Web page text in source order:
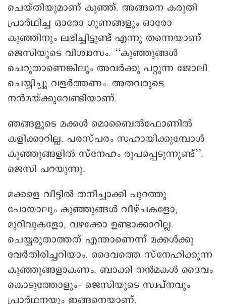
ചെയ്തിയുമാണ് കുഞ്ഞ്. അങ്ങനെ കരുതി
പ്രാർഥിച്ച ഒാരോ ഗുണങ്ങളും ഒാരോ
കുഞ്ഞിനും ലഭിച്ചിട്ടുണ്ട് എന്നു തന്നെയാണ്
ജെസിയുടെ വിശ്വാസം. ‘‘കുഞ്ഞുങ്ങൾ
ചെറുതാണെങ്കിലും അവർക്കു പറ്റുന്ന ജോലി
ചെയ്യിച്ചു വളർത്തണം. അതവരുടെ
നൻമയ്ക്കുവേണ്ടിയാണ്.
ഞങ്ങളുടെ മക്കൾ മൊബൈൽഫോണിൽ
കളിക്കാറില്ല. പരസ്പരം സഹായിക്കുമ്പോൾ
കുഞ്ഞുങ്ങളിൽ സ്നേഹം രൂപപ്പെടുന്നുണ്ട്’’.
ജെസി പറയുന്നു.
മക്കളെ വീട്ടിൽ തനിച്ചാക്കി പുറത്തു
പോയാലും കുഞ്ഞുങ്ങൾ വീഴ്ചകളോ,
മുറിവുകളോ, വഴക്കോ ഉണ്ടാക്കാറില്ല.
ചെയ്യരുതാത്തത് എന്താണെന്ന് മക്കൾക്കു
വേർതിരിച്ചറിയാം. ദൈവത്തെ സ്നേഹിക്കുന്ന
കുഞ്ഞുങ്ങളാകണം. ബാക്കി നൻമകൾ ദൈവം
കൊടുത്തോളും– ജെസിയുടെ സ്വപ്നവും
പ്രാർഥനയും ഇങ്ങനെയാണ്.